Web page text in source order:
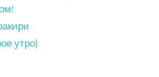
утро)